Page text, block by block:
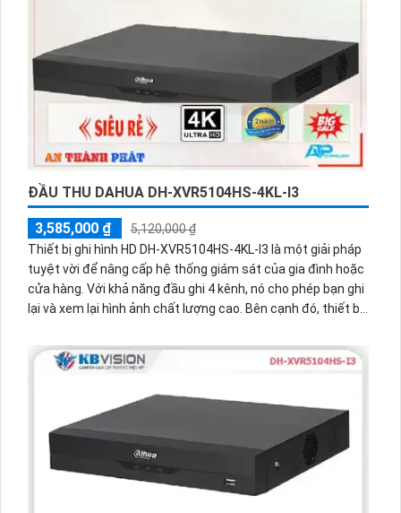
ĐẦU THU DAHUA DH-XVR5104HS-4KL-I3
3,585,000 ₫
5,120,000 ₫
Thiết bị ghi hình HD DH-XVR5104HS-4KL-I3 là một giải pháp
tuyệt vời để nâng cấp hệ thống giám sát của gia đình hoặc
cửa hàng. Với khả năng đầu ghi 4 kênh, nó cho phép bạn ghi
lại và xem lại hình ảnh chất lượng cao. Bên cạnh đó, thiết bị
thích với nhiều loại camera khác nhau. Hơn nữa, hệ thống
này ổn định và có khả năng tích hợp công nghệ AI báo động
thêm 4 camera IP hỗ trợ các chuẩn nén video
H.265+/H.265/H.264+/H.264, giúp tiết kiệm dung lượng lưu
trữ. Với sự kết hợp của các tính năng nổi bật này, thiết bị ghi
hình HD DH-XVR5104HS-4KL-I3 là một lựa chọn lý tưởng cho
việc nâng cấp hệ thống giám sát.